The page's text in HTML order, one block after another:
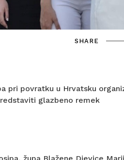
SHARE
pri povratku u Hrvatsku
glazbeno remek